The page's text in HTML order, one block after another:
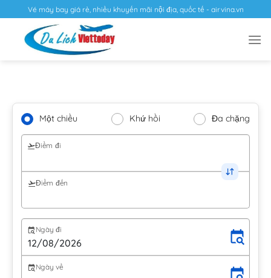
Vé máy bay giá rẻ, nhiều khuyến mãi nội địa, quốc tế - airvina.vn
Một chiều Khứ hồi Đa chặng
Điểm đi
Điểm đến
Ngày đi
Ngày về